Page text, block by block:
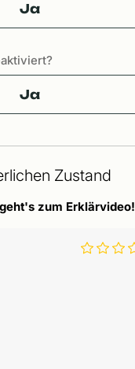
Ja
Ja
Zustand
zum Erklärvideo!